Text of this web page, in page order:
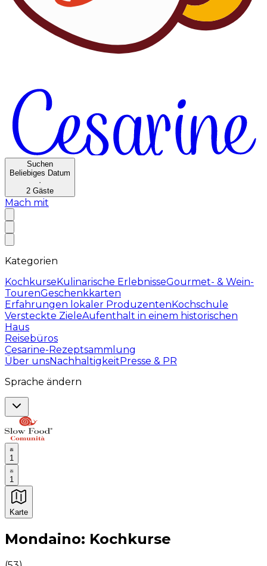
Suchen
Beliebiges Datum
·
2 Gäste
Mach mit
Kategorien
KochkurseKulinarische ErlebnisseGourmet- & Wein-
TourenGeschenkkarten
Erfahrungen lokaler ProduzentenKochschule
Versteckte ZieleAufenthalt in einem historischen
Haus
Reisebüros
Cesarine-Rezeptsammlung
Über unsNachhaltigkeitPresse & PR
Sprache ändern
1
1
Karte
Unvergessliche kulinarische Erlebnisse:
Mondaino: Kochkurse